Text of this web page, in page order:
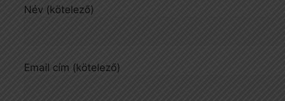
Név (kötelező)
Email cím (kötelező)